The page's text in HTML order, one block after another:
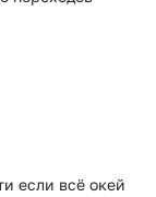
если всё окей